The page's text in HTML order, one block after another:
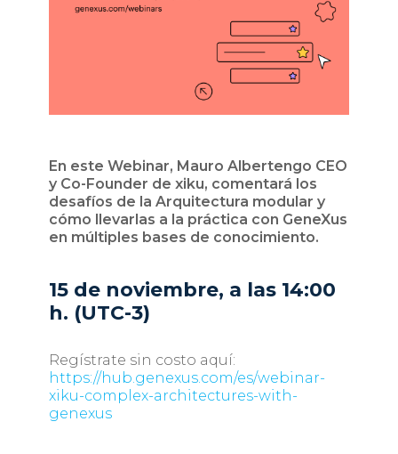
En este Webinar, Mauro Albertengo CEO
y Co-Founder de xiku, comentará los
desafíos de la Arquitectura modular y
cómo llevarlas a la práctica con GeneXus
en múltiples bases de conocimiento.
15 de noviembre, a las 14:00
h. (UTC-3)
Regístrate sin costo aquí:
https://hub.genexus.com/es/webinar-
xiku-complex-architectures-with-
genexus